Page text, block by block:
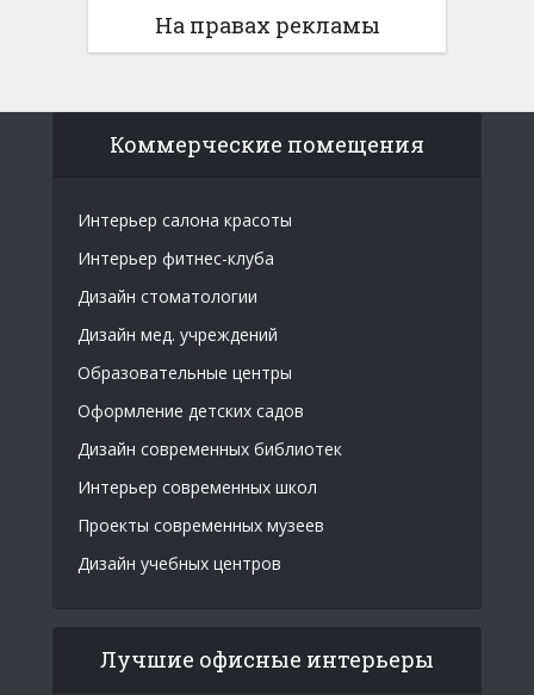
На правах рекламы
Коммерческие помещения
Интерьер салона красоты
Интерьер фитнес-клуба
Дизайн стоматологии
Дизайн мед. учреждений
Образовательные центры
Оформление детских садов
Дизайн современных библиотек
Интерьер современных школ
Проекты современных музеев
Дизайн учебных центров
Лучшие офисные интерьеры